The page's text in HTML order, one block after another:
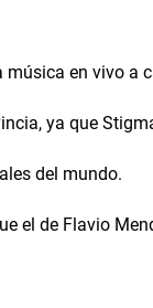
en vivo a
ya que
del mundo.
el de Flavio